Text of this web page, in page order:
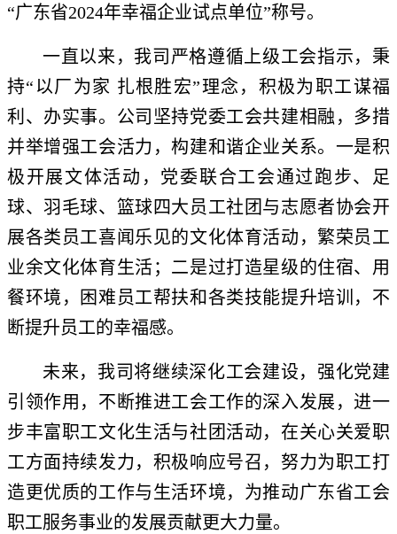
“广东省2024年幸福企业试点单位”称号。
一直以来，我司严格遵循上级工会指示，秉
持“以厂为家 扎根胜宏”理念，积极为职工谋福
利、办实事。公司坚持党委工会共建相融，多措
并举增强工会活力，构建和谐企业关系。一是积
极开展文体活动，党委联合工会通过跑步、足
球、羽毛球、篮球四大员工社团与志愿者协会开
展各类员工喜闻乐见的文化体育活动，繁荣员工
业余文化体育生活；二是过打造星级的住宿、用
餐环境，困难员工帮扶和各类技能提升培训，不
断提升员工的幸福感。
未来，我司将继续深化工会建设，强化党建
引领作用，不断推进工会工作的深入发展，进一
步丰富职工文化生活与社团活动，在关心关爱职
工方面持续发力，积极响应号召，努力为职工打
造更优质的工作与生活环境，为推动广东省工会
职工服务事业的发展贡献更大力量。